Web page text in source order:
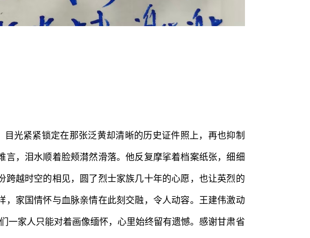
光紧紧锁定在那张泛黄却清晰的历史证件照上，再也抑制
言，泪水顺着脸颊潸然滑落。他反复摩挲着档案纸张，细细
跨越时空的相见，圆了烈士家族几十年的心愿，也让英烈的
，家国情怀与血脉亲情在此刻交融，令人动容。王建伟激动
一家人只能对着画像缅怀，心里始终留有遗憾。感谢甘肃省